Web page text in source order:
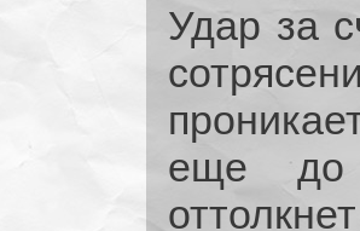
Удар за
еще до